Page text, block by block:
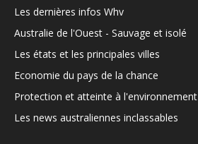
Les dernières infos Whv
Australie de l'Ouest - Sauvage et isolé
Les états et les principales villes
Economie du pays de la chance
Protection et atteinte à l'environnement
Les news australiennes inclassables